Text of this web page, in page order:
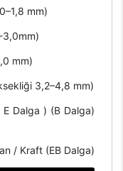
mm)
3,0mm)
mm)
3,2–4,8 mm)
Dalga ) (B Dalga)
/ Kraft (EB Dalga)